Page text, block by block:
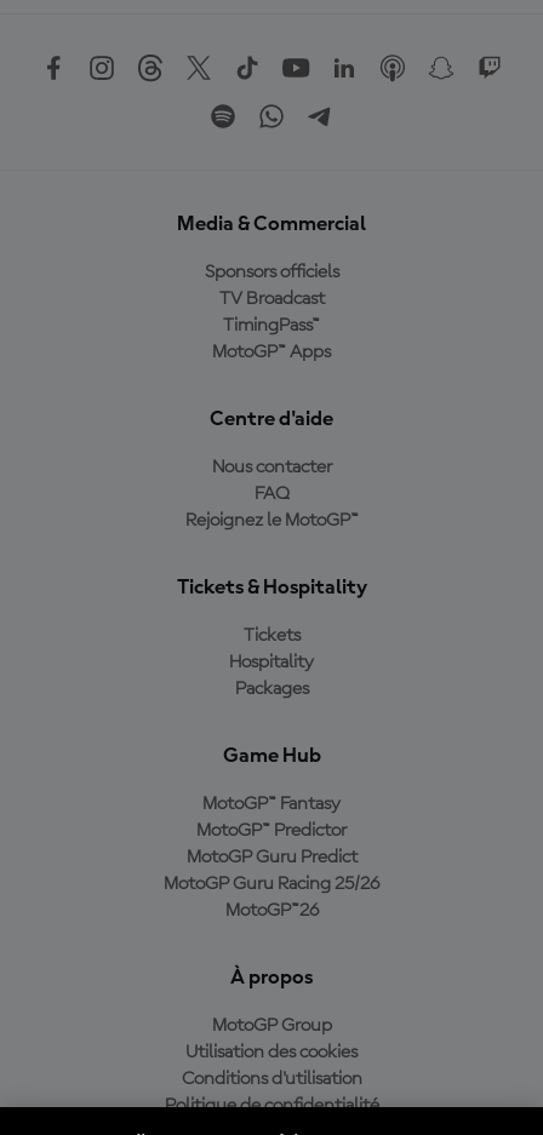
Media & Commercial
Sponsors officiels
TV Broadcast
TimingPass™
MotoGP™ Apps
Centre d'aide
Nous contacter
FAQ
Rejoignez le MotoGP™
Tickets & Hospitality
Tickets
Hospitality
Packages
Game Hub
MotoGP™ Fantasy
MotoGP™ Predictor
MotoGP Guru Predict
MotoGP Guru Racing 25/26
MotoGP™26
À propos
MotoGP Group
Utilisation des cookies
Conditions d'utilisation
Politique de confidentialité